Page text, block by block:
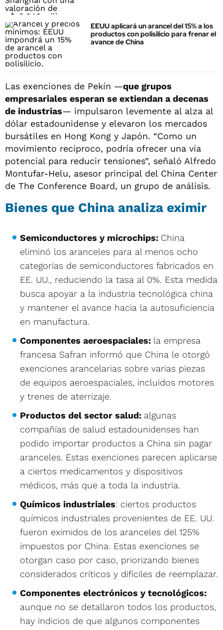
EEUU aplicará un arancel del 15% a los
productos con polisilicio para frenar el
avance de China
Las exenciones de Pekín —que grupos
empresariales esperan se extiendan a decenas
de industrias— impulsaron levemente al alza al
dólar estadounidense y elevaron los mercados
bursátiles en Hong Kong y Japón. “Como un
movimiento recíproco, podría ofrecer una vía
potencial para reducir tensiones”, señaló Alfredo
Montufar-Helu, asesor principal del China Center
de The Conference Board, un grupo de análisis.
Bienes que China analiza eximir
Semiconductores y microchips: China
eliminó los aranceles para al menos ocho
categorías de semiconductores fabricados en
EE. UU., reduciendo la tasa al 0%. Esta medida
busca apoyar a la industria tecnológica china
y mantener el avance hacia la autosuficiencia
en manufactura.
Componentes aeroespaciales: la empresa
francesa Safran informó que China le otorgó
exenciones arancelarias sobre varias piezas
de equipos aeroespaciales, incluidos motores
y trenes de aterrizaje.
Productos del sector salud: algunas
compañías de salud estadounidenses han
podido importar productos a China sin pagar
aranceles. Estas exenciones parecen aplicarse
a ciertos medicamentos y dispositivos
médicos, más que a toda la industria.
Químicos industriales: ciertos productos
químicos industriales provenientes de EE. UU.
fueron eximidos de los aranceles del 125%
impuestos por China. Estas exenciones se
otorgan caso por caso, priorizando bienes
considerados críticos y difíciles de reemplazar.
Componentes electrónicos y tecnológicos:
aunque no se detallaron todos los productos,
hay indicios de que algunos componentes